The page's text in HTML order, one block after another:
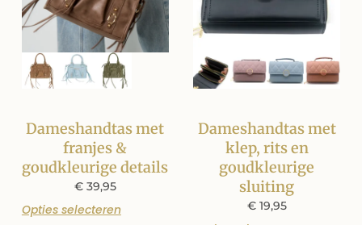
Dameshandtas met
franjes &
goudkleurige details
€39,95
Opties selecteren
Dameshandtas met
klep, rits en
goudkleurige
sluiting
€19,95